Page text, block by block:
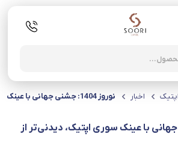
اخبار نوروز 1404: جشنی جهانی با عینک سوری اپتیک، دیدنی‌تر از همیشه
جشنی جهانی با عینک سوری اپتیک، دیدنی‌تر از